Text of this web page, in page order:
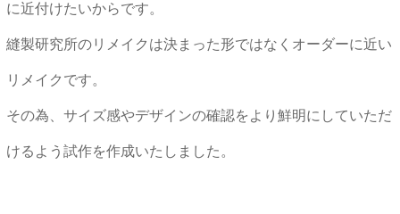
に近付けたいからです。
縫製研究所のリメイクは決まった形ではなくオーダーに近い
リメイクです。
その為、サイズ感やデザインの確認をより鮮明にしていただ
けるよう試作を作成いたしました。